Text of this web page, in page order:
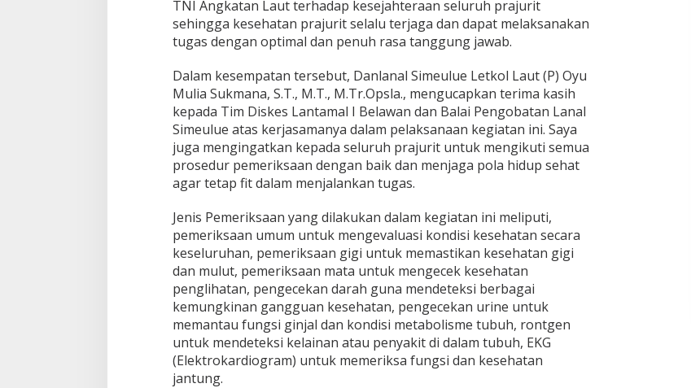
4
TNI Angkatan Laut terhadap kesejahteraan seluruh prajurit
sehingga kesehatan prajurit selalu terjaga dan dapat melaksanakan
tugas dengan optimal dan penuh rasa tanggung jawab.
Dalam kesempatan tersebut, Danlanal Simeulue Letkol Laut (P) Oyu
Mulia Sukmana, S.T., M.T., M.Tr.Opsla., mengucapkan terima kasih
kepada Tim Diskes Lantamal I Belawan dan Balai Pengobatan Lanal
Simeulue atas kerjasamanya dalam pelaksanaan kegiatan ini. Saya
juga mengingatkan kepada seluruh prajurit untuk mengikuti semua
prosedur pemeriksaan dengan baik dan menjaga pola hidup sehat
agar tetap fit dalam menjalankan tugas.
Jenis Pemeriksaan yang dilakukan dalam kegiatan ini meliputi,
pemeriksaan umum untuk mengevaluasi kondisi kesehatan secara
keseluruhan, pemeriksaan gigi untuk memastikan kesehatan gigi
dan mulut, pemeriksaan mata untuk mengecek kesehatan
penglihatan, pengecekan darah guna mendeteksi berbagai
kemungkinan gangguan kesehatan, pengecekan urine untuk
memantau fungsi ginjal dan kondisi metabolisme tubuh, rontgen
untuk mendeteksi kelainan atau penyakit di dalam tubuh, EKG
(Elektrokardiogram) untuk memeriksa fungsi dan kesehatan
jantung.